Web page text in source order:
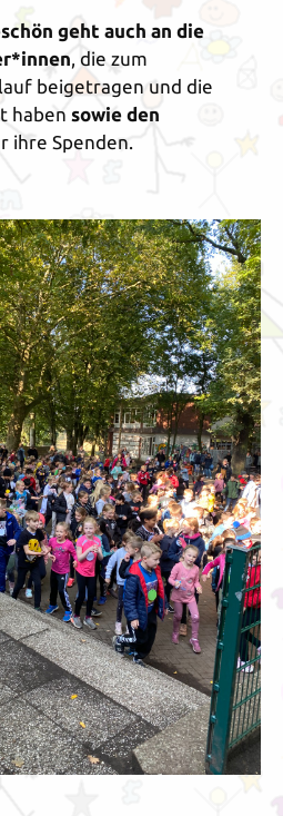
geht auch an die
, die zum
beigetragen und die
haben sowie den
ihre Spenden.